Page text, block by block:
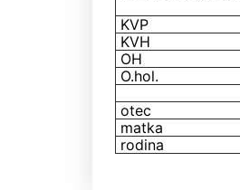
KVP
KVH
OH
O.hol.
otec
matka
rodina